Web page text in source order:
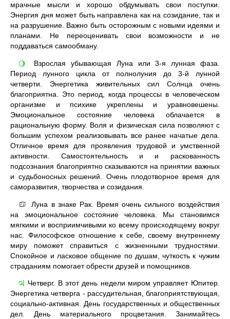
мрачные мысли и хорошо обдумывать свои поступки.
Энергия дня может быть направлена как на созидание, так и
на разрушение. Важно быть осторожным с новыми идеями и
планами. Не переоценивать свои возможности и не
поддаваться самообману.
🌖
Взрослая убывающая Луна или 3-я лунная фаза.
Период лунного цикла от полнолуния до 3-й лунной
четверти. Энергетика живительных сил Солнца очень
благоприятна. Это период, когда процессы в человеческом
организме и психике укреплены и уравновешены.
Эмоциональное состояние человека облачается в
рациональную форму. Воля и физическая сила позволяют с
большим успехом реализовывать все ранее начатые дела.
Отличное время для проявления трудовой и умственной
активности. Самостоятельность и и раскованность
подсознания благоприятно сказываются на принятии важных
и судьбоносных решений. Очень плодотворное время для
саморазвития, творчества и созидания.
♋
Луна в знаке Рак. Время очень сильного воздействия
на эмоциональное состояние человека. Мы становимся
мягкими и восприимчивыми ко всему происходящему вокруг
нас. Философское отношение к себе, своему внутреннему
миру поможет справиться с жизненными трудностями.
Спокойное и ласковое общение по душам, чуткость к чужим
страданиям помогает обрести друзей и помощников.
♃
Четверг. В этот день недели миром управляет Юпитер.
Энергетика четверга - рассудительная, благоприятствующая,
социально-активная. День государственных и общественных
дел. День материального процветания. Занимайтесь